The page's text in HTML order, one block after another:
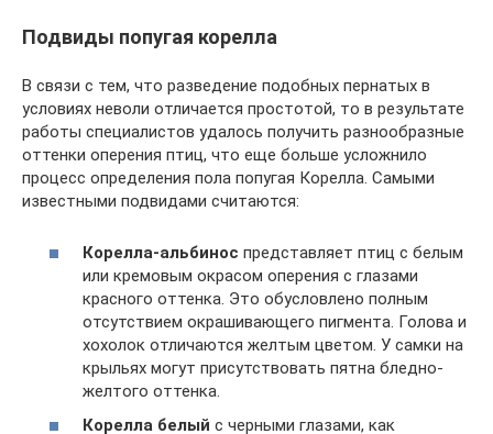
Подвиды попугая корелла
В связи с тем, что разведение подобных пернатых в
условиях неволи отличается простотой, то в результате
работы специалистов удалось получить разнообразные
оттенки оперения птиц, что еще больше усложнило
процесс определения пола попугая Корелла. Самыми
известными подвидами считаются:
Корелла-альбинос представляет птиц с белым
или кремовым окрасом оперения с глазами
красного оттенка. Это обусловлено полным
отсутствием окрашивающего пигмента. Голова и
хохолок отличаются желтым цветом. У самки на
крыльях могут присутствовать пятна бледно-
желтого оттенка.
Корелла белый с черными глазами, как